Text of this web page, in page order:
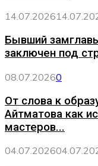
14.07.2026
Бывший
заключен под
08.07.20260
От слова к
Айтматова как
мастеров...
04.07.2026